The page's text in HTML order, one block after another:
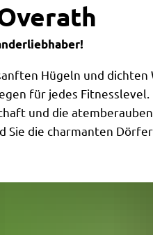
Hügeln und
für jedes
und die
Sie die charmanten